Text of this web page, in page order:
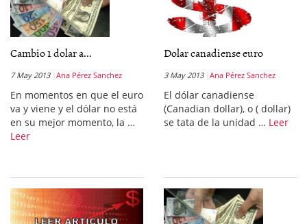
Cambio 1 dolar a...
7 May 2013 Ana Pérez Sanchez
En momentos en que el euro
va y viene y el dólar no está
en su mejor momento, la …
Leer
Dolar canadiense euro
3 May 2013 Ana Pérez Sanchez
El dólar canadiense
(Canadian dollar), o ( dollar)
se tata de la unidad … Leer